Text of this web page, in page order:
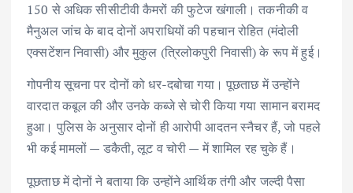
150 से अधिक सीसीटीवी कैमरों की फुटेज खंगाली। तकनीकी व
मैनुअल जांच के बाद दोनों अपराधियों की पहचान रोहित (मंदोली
एक्सटेंशन निवासी) और मुकुल (त्रिलोकपुरी निवासी) के रूप में हुई।
गोपनीय सूचना पर दोनों को धर-दबोचा गया। पूछताछ में उन्होंने
वारदात कबूल की और उनके कब्जे से चोरी किया गया सामान बरामद
हुआ। पुलिस के अनुसार दोनों ही आरोपी आदतन स्नैचर हैं, जो पहले
भी कई मामलों — डकैती, लूट व चोरी — में शामिल रह चुके हैं।
पूछताछ में दोनों ने बताया कि उन्होंने आर्थिक तंगी और जल्दी पैसा